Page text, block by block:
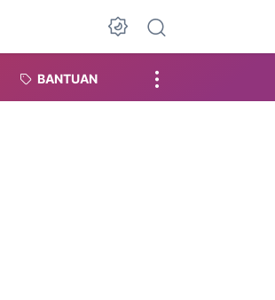
Dark Mode
BANTUAN